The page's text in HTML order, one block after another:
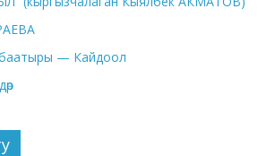
— Кайдоол